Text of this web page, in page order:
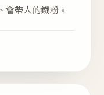
會帶人的鐵粉。